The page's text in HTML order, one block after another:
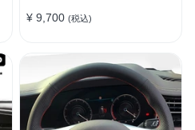
け簡単 38CM
¥ 9,700 (税込)